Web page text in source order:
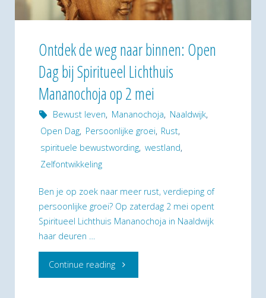
extra
glans
gegeven
met
gulle
donatie"
Ontdek de weg naar binnen: Open
Dag bij Spiritueel Lichthuis
Mananochoja op 2 mei
Bewust leven, Mananochoja, Naaldwijk,
Open Dag, Persoonlijke groei, Rust,
spirituele bewustwording, westland,
Zelfontwikkeling
Ben je op zoek naar meer rust, verdieping of
persoonlijke groei? Op zaterdag 2 mei opent
Spiritueel Lichthuis Mananochoja in Naaldwijk
haar deuren …
Continue reading"Ontdek